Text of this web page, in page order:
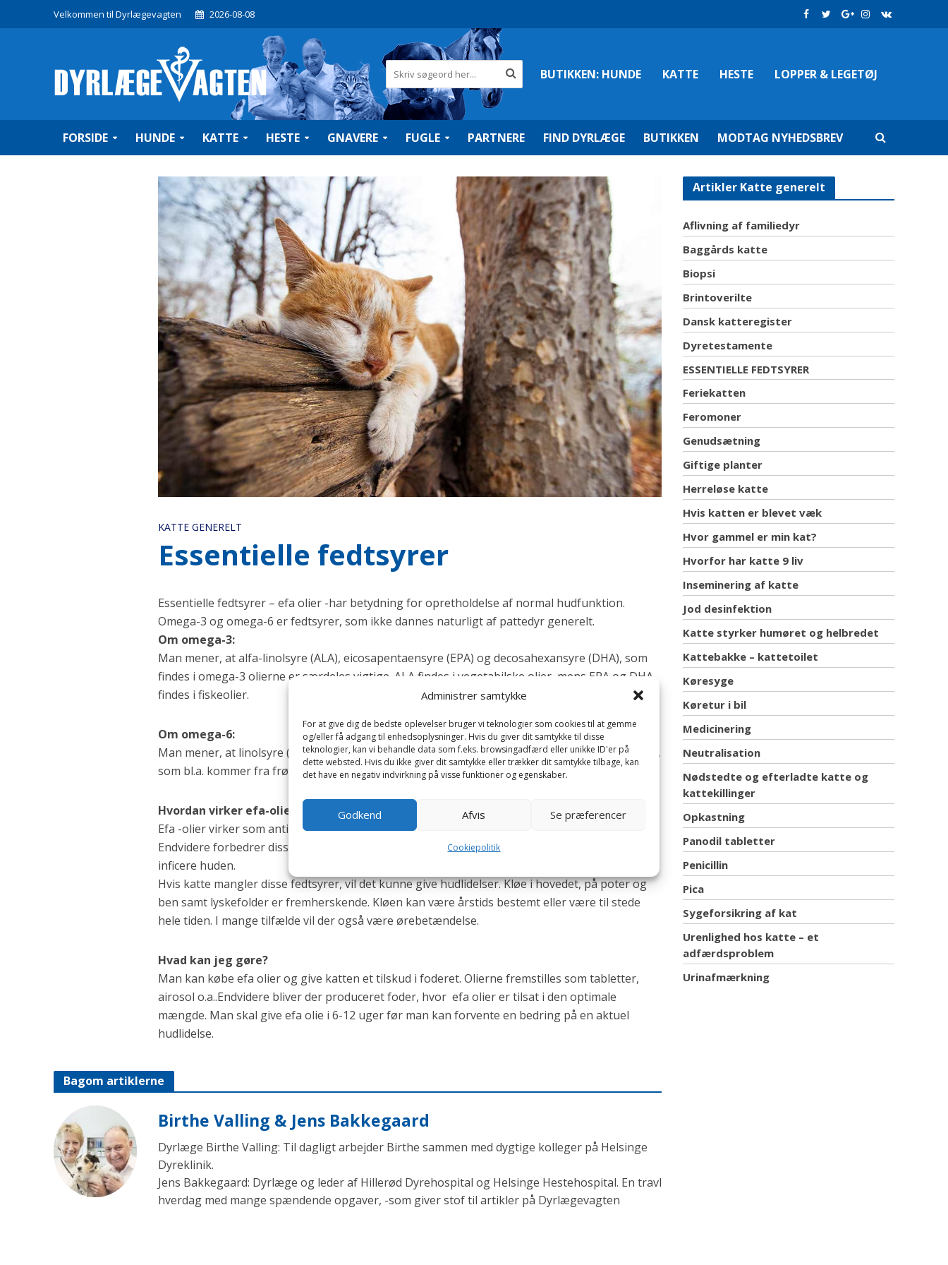
Administrer samtykke
For at give dig de bedste oplevelser bruger vi teknologier som cookies til at gemme
og/eller få adgang til enhedsoplysninger. Hvis du giver dit samtykke til disse
teknologier, kan vi behandle data som f.eks. browsingadfærd eller unikke ID'er på
dette websted. Hvis du ikke giver dit samtykke eller trækker dit samtykke tilbage, kan
det have en negativ indvirkning på visse funktioner og egenskaber.
Godkend Afvis Se præferencer
Cookiepolitik
Velkommen til Dyrlægevagten 2026-08-08
BUTIKKEN:HUNDE KATTE HESTE LOPPER & LEGETØJ
FORSIDE HUNDE KATTE HESTE GNAVERE FUGLE PARTNERE FIND DYRLÆGE BUTIKKEN MODTAG NYHEDSBREV
KATTE GENERELT
Essentielle fedtsyrer
Essentielle fedtsyrer – efa olier -har betydning for opretholdelse af normal hudfunktion.
Omega-3 og omega-6 er fedtsyrer, som ikke dannes naturligt af pattedyr generelt.
Om omega-3:
Man mener, at alfa-linolsyre (ALA), eicosapentaensyre (EPA) og decosahexansyre (DHA), som
findes i omega-3 olierne er særdeles vigtige. ALA findes i vegetabilske olier, mens EPA og DHA
findes i fiskeolier.
Om omega-6:
Man mener, at linolsyre (LA), som kommer fra vegetabilske olier, samt gammalinolensyre(GLA),
som bl.a. kommer fra frøolier er vigtige.
Hvordan virker efa-olie?
Efa -olier virker som antioxidanter, hvilket betyder,at de f.eks. bekæmper betændelse i huden.
Endvidere forbedrer disse olier hudbarrieren, således at bakterier har vanskeligere ved at
inficere huden.
Hvis katte mangler disse fedtsyrer, vil det kunne give hudlidelser. Kløe i hovedet, på poter og
ben samt lyskefolder er fremherskende. Kløen kan være årstids bestemt eller være til stede
hele tiden. I mange tilfælde vil der også være ørebetændelse.
Hvad kan jeg gøre?
Man kan købe efa olier og give katten et tilskud i foderet. Olierne fremstilles som tabletter,
airosol o.a..Endvidere bliver der produceret foder, hvor efa olier er tilsat i den optimale
mængde. Man skal give efa olie i 6-12 uger før man kan forvente en bedring på en aktuel
hudlidelse.
Bagom artiklerne
Birthe Valling & Jens Bakkegaard
Dyrlæge Birthe Valling: Til dagligt arbejder Birthe sammen med dygtige kolleger på Helsinge
Dyreklinik.
Jens Bakkegaard: Dyrlæge og leder af Hillerød Dyrehospital og Helsinge Hestehospital. En travl
hverdag med mange spændende opgaver, -som giver stof til artikler på Dyrlægevagten
Artikler Katte generelt
Aflivning af familiedyr
Baggårds katte
Biopsi
Brintoverilte
Dansk katteregister
Dyretestamente
ESSENTIELLE FEDTSYRER
Feriekatten
Feromoner
Genudsætning
Giftige planter
Herreløse katte
Hvis katten er blevet væk
Hvor gammel er min kat?
Hvorfor har katte 9 liv
Inseminering af katte
Jod desinfektion
Katte styrker humøret og helbredet
Kattebakke – kattetoilet
Køresyge
Køretur i bil
Medicinering
Neutralisation
Nødstedte og efterladte katte og
kattekillinger
Opkastning
Panodil tabletter
Penicillin
Pica
Sygeforsikring af kat
Urenlighed hos katte – et
adfærdsproblem
Urinafmærkning